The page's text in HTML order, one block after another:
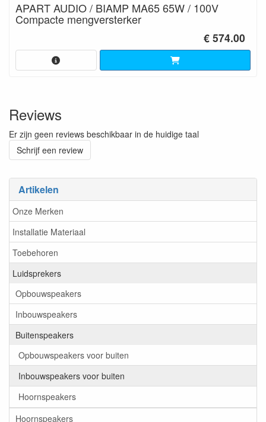
Artikelen
Onze Merken
Installatie Materiaal
Toebehoren
Luidsprekers
Opbouwspeakers
Inbouwspeakers
Buitenspeakers
Opbouwspeakers voor buiten
Inbouwspeakers voor buiten
Hoornspeakers
Hoornspeakers
APART AUDIO / BIAMP MA65 65W / 100V
Compacte mengversterker
€ 574.00
Reviews
Er zijn geen reviews beschikbaar in de huidige taal
Schrijf een review